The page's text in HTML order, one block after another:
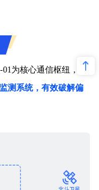
为核心通信枢纽，
测系统，有效破解偏